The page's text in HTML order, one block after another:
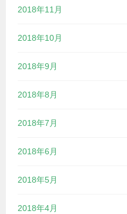
2018年11月
2018年10月
2018年9月
2018年8月
2018年7月
2018年6月
2018年5月
2018年4月